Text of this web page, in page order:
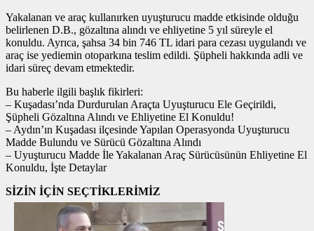
Yakalanan ve araç kullanırken uyuşturucu madde etkisinde olduğu
belirlenen D.B., gözaltına alındı ve ehliyetine 5 yıl süreyle el
konuldu. Ayrıca, şahsa 34 bin 746 TL idari para cezası uygulandı ve
araç ise yediemin otoparkına teslim edildi. Şüpheli hakkında adli ve
idari süreç devam etmektedir.
Bu haberle ilgili başlık fikirleri:
– Kuşadası’nda Durdurulan Araçta Uyuşturucu Ele Geçirildi,
Şüpheli Gözaltına Alındı ve Ehliyetine El Konuldu!
– Aydın’ın Kuşadası ilçesinde Yapılan Operasyonda Uyuşturucu
Madde Bulundu ve Sürücü Gözaltına Alındı
– Uyuşturucu Madde İle Yakalanan Araç Sürücüsünün Ehliyetine El
Konuldu, İşte Detaylar
SİZİN İÇİN SEÇTİKLERİMİZ